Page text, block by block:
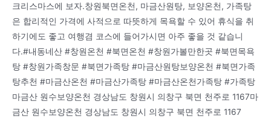
크리스마스에 보자.창원북면온천, 마금산원탕, 보양온천, 가족탕
은 합리적인 가격에 사적으로 따뜻하게 목욕할 수 있어 휴식을 취
하기에도 좋고 여행겸 코스에 들어가시면 아주 좋을 것 같습니
다.#내동네산 #창원온천 #북면온천 #창원가볼만한곳 #북면목욕
탕 #창원가족창문 #북면가족탕 #마금산원탕보양온천 #북면가족
탕추천 #마금산온천 #마금산가족탕 #마금산온천가족탕 #가족탕
마금산 원수보양온천 경상남도 창원시 의창구 북면 천주로 1167마
금산 원수보양온천 경상남도 창원시 의창구 북면 천주로 1167